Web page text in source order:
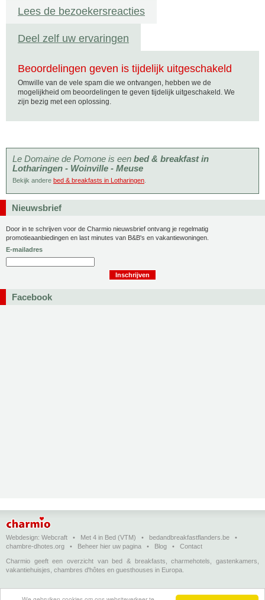
Lees de bezoekersreacties
Deel zelf uw ervaringen
Beoordelingen geven is tijdelijk uitgeschakeld
Omwille van de vele spam die we ontvangen, hebben we de
mogelijkheid om beoordelingen te geven tijdelijk uitgeschakeld. We
zijn bezig met een oplossing.
Le Domaine de Pomone is een bed & breakfast in
Lotharingen - Woinville - Meuse
Bekijk andere bed & breakfasts in Lotharingen
Nieuwsbrief
Door in te schrijven voor de Charmio nieuwsbrief ontvang je regelmatig
promotieaanbiedingen en last minutes van B&B's en vakantiewoningen.
E-mailadres
Facebook
Webdesign: Webcraft • Met 4 in Bed (VTM) • bedandbreakfastflanders.be •
chambre-dhotes.org • Beheer hier uw pagina • Blog • Contact
Charmio geeft een overzicht van bed & breakfasts, charmehotels, gastenkamers,
vakantiehuisjes, chambres d'hôtes en guesthouses in Europa.
Bed & breakfasts, charmehotels en vakantiehuizen (in het Nederlands)•Chambres